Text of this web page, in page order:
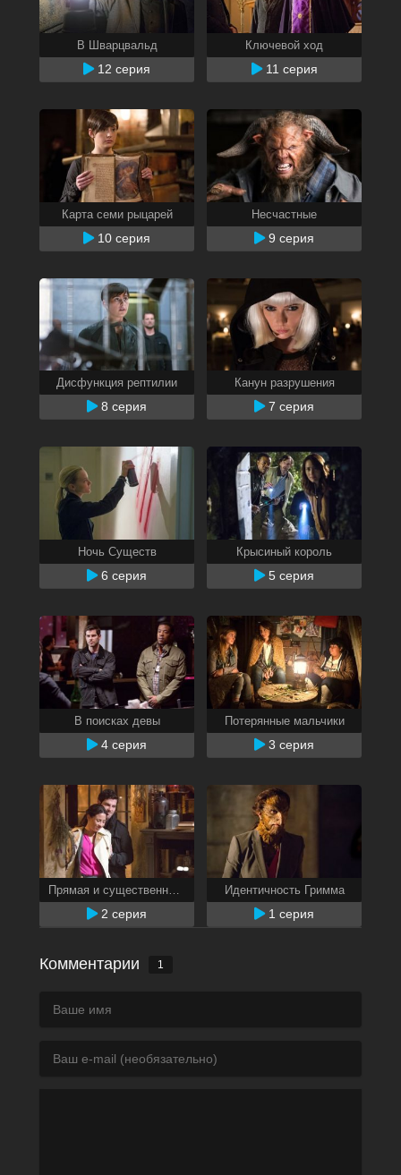
В Шварцвальд
12 серия
Ключевой ход
11 серия
Карта семи рыцарей
10 серия
Несчастные
9 серия
Дисфункция рептилии
8 серия
Канун разрушения
7 серия
Ночь Существ
6 серия
Крысиный король
5 серия
В поисках девы
4 серия
Потерянные мальчики
3 серия
2 серия
Идентичность Гримма
1 серия
Комментарии 1